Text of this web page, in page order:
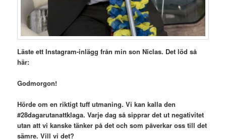
Läste ett Instagram-inlägg från min son Niclas. Det löd så
här:
Godmorgon!
Hörde om en riktigt tuff utmaning. Vi kan kalla den
#28dagarutanattklaga. Varje dag så sipprar det ut negativitet
utan att vi kanske tänker på det och som påverkar oss till det
sämre. Vill vi det?